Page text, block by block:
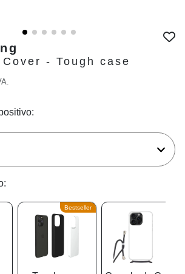
- Tough case
Bestseller